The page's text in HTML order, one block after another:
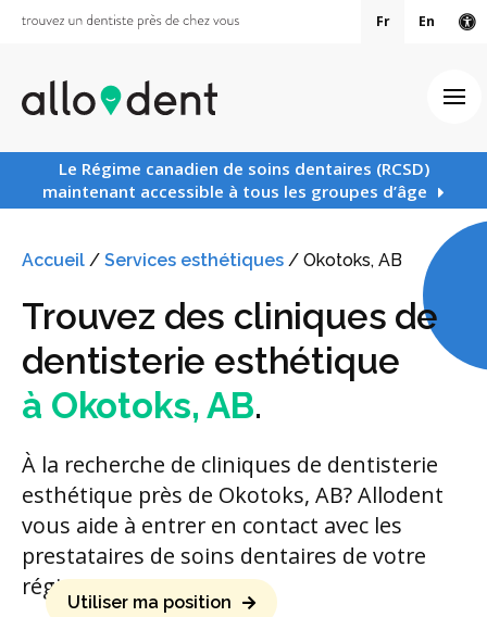
Fr En
Le Régime canadien de soins dentaires (RCSD)
maintenant accessible à tous les groupes d’âge
Accueil / Services esthétiques / Okotoks, AB
Trouvez des cliniques de
dentisterie esthétique
à Okotoks, AB.
À la recherche de cliniques de dentisterie
esthétique près de Okotoks, AB? Allodent
vous aide à entrer en contact avec les
prestataires de soins dentaires de votre
région.
Utiliser ma position